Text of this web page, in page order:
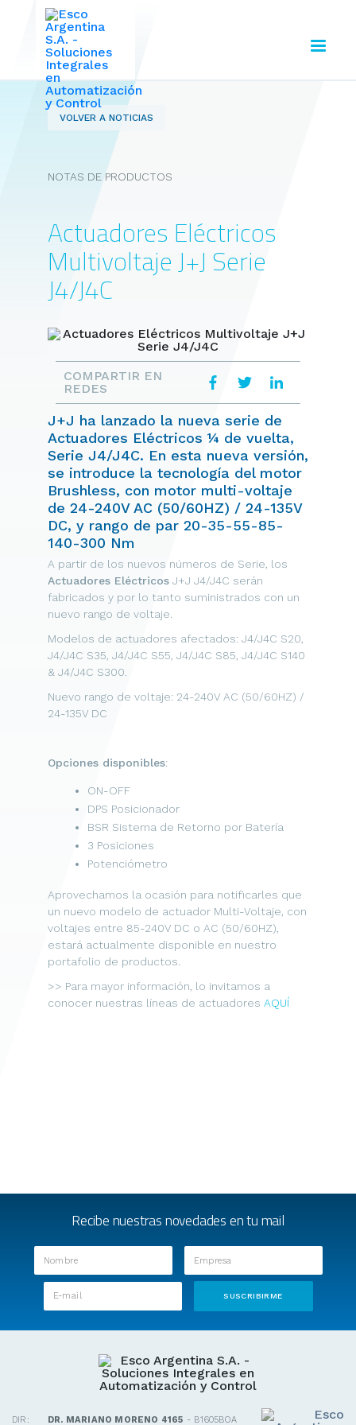
VOLVER A NOTICIAS
NOTAS DE PRODUCTOS
Actuadores Eléctricos
Multivoltaje J+J Serie
J4/J4C
COMPARTIR EN
REDES
J+J ha lanzado la nueva serie de
Actuadores Eléctricos ¼ de vuelta,
Serie J4/J4C. En esta nueva versión,
se introduce la tecnología del motor
Brushless, con motor multi-voltaje
de 24-240V AC (50/60HZ) / 24-135V
DC, y rango de par 20-35-55-85-
140-300 Nm
A partir de los nuevos números de Serie, los
Actuadores EléctricosJ+J J4/J4C serán
fabricados y por lo tanto suministrados con un
nuevo rango de voltaje.
Modelos de actuadores afectados: J4/J4C S20,
J4/J4C S35, J4/J4C S55, J4/J4C S85, J4/J4C S140
& J4/J4C S300.
Nuevo rango de voltaje: 24-240V AC (50/60HZ) /
24-135V DC
Opciones disponibles:
ON-OFF
DPS Posicionador
BSR Sistema de Retorno por Batería
3 Posiciones
Potenciómetro
Aprovechamos la ocasión para notificarles que
un nuevo modelo de actuador Multi-Voltaje, con
voltajes entre 85-240V DC o AC (50/60HZ),
estará actualmente disponible en nuestro
portafolio de productos.
>> Para mayor información, lo invitamos a
conocer nuestras líneas de actuadores AQUÍ
Recibe nuestras novedades en tu mail
DIR: DR. MARIANO MORENO 4165 - B1605BOA